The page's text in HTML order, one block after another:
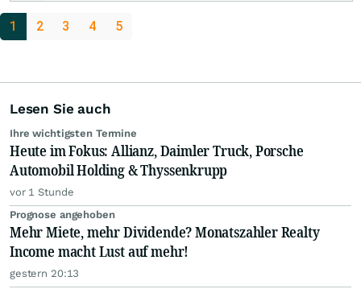
1 2 3 4 5
Lesen Sie auch
Ihre wichtigsten Termine
Heute im Fokus: Allianz, Daimler Truck, Porsche
Automobil Holding & Thyssenkrupp
vor 1 Stunde
Prognose angehoben
Mehr Miete, mehr Dividende? Monatszahler Realty
Income macht Lust auf mehr!
gestern 20:13